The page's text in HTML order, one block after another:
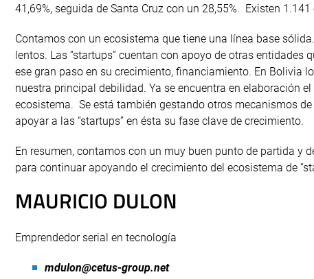
41,69%, seguida de Santa Cruz con un 28,55%. Existen
Contamos con un ecosistema que tiene una línea base
lentos. Las “startups” cuentan con apoyo de otras
ese gran paso en su crecimiento, financiamiento. En Bolivia
nuestra principal debilidad. Ya se encuentra en elaboración
ecosistema. Se está también gestando otros mecanismos
apoyar a las “startups” en ésta su fase clave de crecimiento.
En resumen, contamos con un muy buen punto de partida y
para continuar apoyando el crecimiento del ecosistema de
MAURICIO DULON
Emprendedor serial en tecnología
mdulon@cetus-group.net